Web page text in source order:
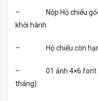
– Nộp Hộ chiếu gốc
khởi hành
– Hộ chiếu còn hạn
– 01 ảnh 4×6 font
tháng).